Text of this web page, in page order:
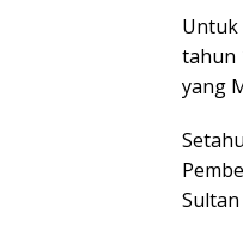
Untuk
tahun
yang